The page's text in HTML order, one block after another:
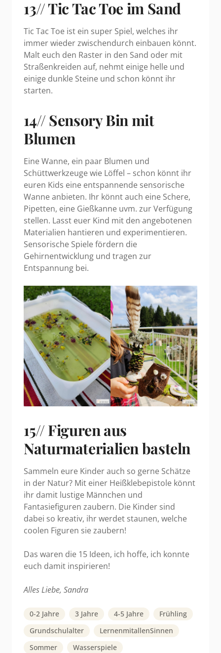
13// Tic Tac Toe im Sand
Tic Tac Toe ist ein super Spiel, welches ihr
immer wieder zwischendurch einbauen könnt.
Malt euch den Raster in den Sand oder mit
Straßenkreiden auf, nehmt einige helle und
einige dunkle Steine und schon könnt ihr
starten.
14// Sensory Bin mit
Blumen
Eine Wanne, ein paar Blumen und
Schüttwerkzeuge wie Löffel – schon könnt ihr
euren Kids eine entspannende sensorische
Wanne anbieten. Ihr könnt auch eine Schere,
Pipetten, eine Gießkanne uvm. zur Verfügung
stellen. Lasst euer Kind mit den angebotenen
Materialien hantieren und experimentieren.
Sensorische Spiele fördern die
Gehirnentwicklung und tragen zur
Entspannung bei.
15// Figuren aus
Naturmaterialien basteln
Sammeln eure Kinder auch so gerne Schätze
in der Natur? Mit einer Heißklebepistole könnt
ihr damit lustige Männchen und
Fantasiefiguren zaubern. Die Kinder sind
dabei so kreativ, ihr werdet staunen, welche
coolen Figuren sie zaubern!
Das waren die 15 Ideen, ich hoffe, ich konnte
euch damit inspirieren!
Alles Liebe, Sandra
0-2 Jahre 3 Jahre 4-5 Jahre
Frühling
Grundschulalter
LernenmitallenSinnen
Sommer
Wasserspiele